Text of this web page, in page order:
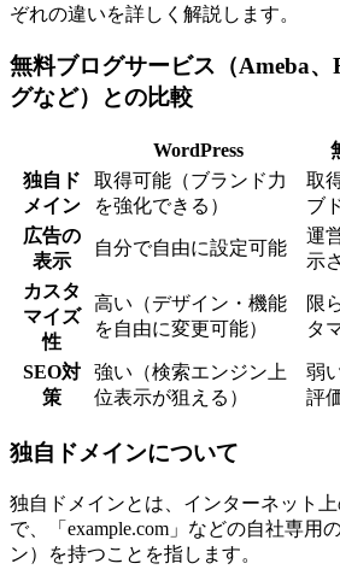
ぞれの違いを詳しく解説します。
無料ブログサービス（Ameba
グなど）との比較
WordPress
独自ド
メイン
取得可能（ブランド力
を強化できる）
取
ブ
広告の
表示
自分で自由に設定可能
運
示
カスタ
マイズ
性
高い（デザイン・機能
を自由に変更可能）
限
タ
SEO対
策
強い（検索エンジン上
位表示が狙える）
弱
評
独自ドメインについて
独自ドメインとは、インターネット
で、「example.com」などの自社専用
ン）を持つことを指します。